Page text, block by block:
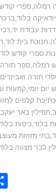
רמלה,ספרי
עבודת
בית
ספרי קודש
רמלה,ספר
תורה
יום יומי,קמעות
קלפים
באר
בלוד,כיפות
מזוזות
לבר מצווה
Share